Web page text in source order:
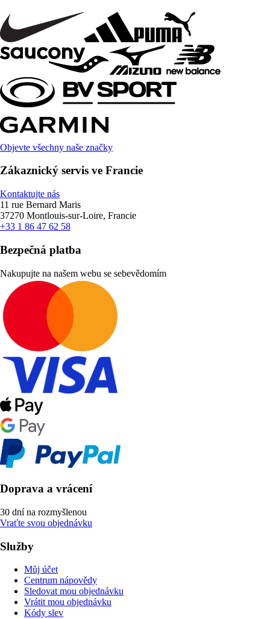
Objevte všechny naše značky
Zákaznický servis ve Francie
Kontaktujte nás
11 rue Bernard Maris
37270 Montlouis-sur-Loire, Francie
+33 1 86 47 62 58
Bezpečná platba
Nakupujte na našem webu se sebevědomím
Doprava a vrácení
30 dní na rozmyšlenou
Vraťte svou objednávku
Služby
Můj účet
Centrum nápovědy
Sledovat mou objednávku
Vrátit mou objednávku
Kódy slev